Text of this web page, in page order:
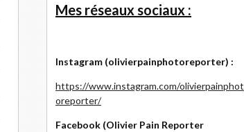
Mes réseaux sociaux :
Instagram (olivierpainphotoreporter) :
https://www.instagram.com/olivierpainphot
oreporter/
Facebook (Olivier Pain Reporter